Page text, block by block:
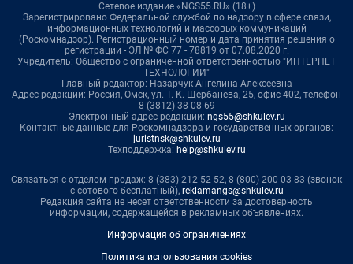
Сетевое издание «NGS55.RU» (18+)
Зарегистрировано Федеральной службой по надзору в сфере связи,
информационных технологий и массовых коммуникаций
(Роскомнадзор). Регистрационный номер и дата принятия решения о
регистрации - ЭЛ № ФС 77 - 78819 от 07.08.2020 г.
Учредитель: Общество с ограниченной ответственностью "ИНТЕРНЕТ
ТЕХНОЛОГИИ"
Главный редактор: Назарчук Ангелина Алексеевна
Адрес редакции: Россия, Омск, ул. Т. К. Щербанева, 25, офис 402, телефон
8 (3812) 38-08-69
Электронный адрес редакции: ngs55@shkulev.ru
Контактные данные для Роскомнадзора и государственных органов:
juristnsk@shkulev.ru
Техподдержка: help@shkulev.ru
Связаться с отделом продаж: 8 (383) 212-52-52, 8 (800) 200-03-83 (звонок
с сотового бесплатный), reklamangs@shkulev.ru
Редакция сайта не несет ответственности за достоверность
информации, содержащейся в рекламных объявлениях.
Информация об ограничениях
Политика использования cookies